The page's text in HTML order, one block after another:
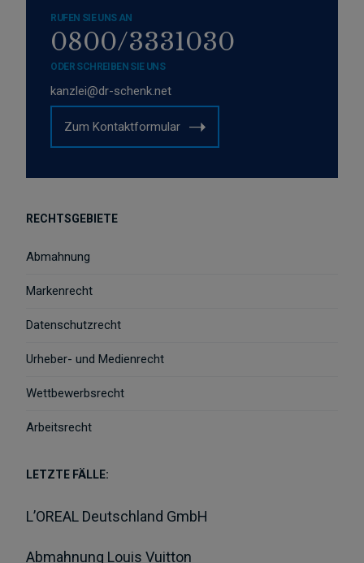
RUFEN SIE UNS AN
0800/3331030
ODER SCHREIBEN SIE UNS
kanzlei@dr-schenk.net
Zum Kontaktformular
RECHTSGEBIETE
Abmahnung
Markenrecht
Datenschutzrecht
Urheber- und Medienrecht
Wettbewerbsrecht
Arbeitsrecht
LETZTE FÄLLE:
L’OREAL Deutschland GmbH
Abmahnung Louis Vuitton